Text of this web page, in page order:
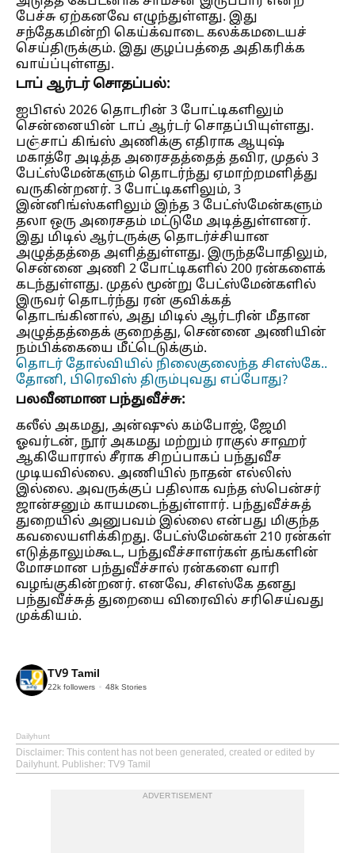
பேச்சு ஏற்கனவே எழுந்துள்ளது. இது
சந்தேகமின்றி கெய்க்வாடை கலக்கமடையச்
செய்திருக்கும். இது குழப்பத்தை அதிகரிக்க
வாய்ப்புள்ளது.
டாப் ஆர்டர் சொதப்பல்:
ஐபிஎல் 2026 தொடரின் 3 போட்டிகளிலும்
சென்னையின் டாப் ஆர்டர் சொதப்பியுள்ளது.
பஞ்சாப் கிங்ஸ் அணிக்கு எதிராக ஆயுஷ்
மகாத்ரே அடித்த அரைசதத்தைத் தவிர, முதல் 3
பேட்ஸ்மேன்களும் தொடர்ந்து ஏமாற்றமளித்து
வருகின்றனர். 3 போட்டிகளிலும், 3
இன்னிங்ஸ்களிலும் இந்த 3 பேட்ஸ்மேன்களும்
தலா ஒரு அரைசதம் மட்டுமே அடித்துள்ளனர்.
இது மிடில் ஆர்டருக்கு தொடர்ச்சியான
அழுத்தத்தை அளித்துள்ளது. இருந்தபோதிலும்,
சென்னை அணி 2 போட்டிகளில் 200 ரன்களைக்
கடந்துள்ளது. முதல் மூன்று பேட்ஸ்மேன்களில்
இருவர் தொடர்ந்து ரன் குவிக்கத்
தொடங்கினால், அது மிடில் ஆர்டரின் மீதான
அழுத்தத்தைக் குறைத்து, சென்னை அணியின்
நம்பிக்கையை மீட்டெடுக்கும்.
தொடர் தோல்வியில் நிலைகுலைந்த சிஎஸ்கே..
தோனி, பிரெவிஸ் திரும்புவது எப்போது?
பலவீனமான பந்துவீச்சு:
கலீல் அகமது, அன்ஷுல் கம்போஜ், ஜேமி
ஓவர்டன், நூர் அகமது மற்றும் ராகுல் சாஹர்
ஆகியோரால் சீராக சிறப்பாகப் பந்துவீச
முடியவில்லை. அணியில் நாதன் எல்லிஸ்
இல்லை. அவருக்குப் பதிலாக வந்த ஸ்பென்சர்
ஜான்சனும் காயமடைந்துள்ளார். பந்துவீச்சுத்
துறையில் அனுபவம் இல்லை என்பது மிகுந்த
கவலையளிக்கிறது. பேட்ஸ்மேன்கள் 210 ரன்கள்
எடுத்தாலும்கூட, பந்துவீச்சாளர்கள் தங்களின்
மோசமான பந்துவீச்சால் ரன்களை வாரி
வழங்குகின்றனர். எனவே, சிஎஸ்கே தனது
பந்துவீச்சுத் துறையை விரைவில் சரிசெய்வது
முக்கியம்.
TV9 Tamil
22k followers 48k Stories
Dailyhunt
Disclaimer: This content has not been generated, created or edited by
Dailyhunt. Publisher: TV9 Tamil
ADVERTISEMENT